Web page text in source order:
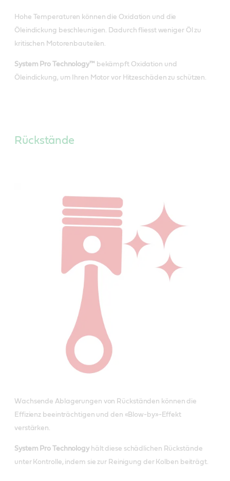
Hohe Temperaturen können die Oxidation und die
Öleindickung beschleunigen. Dadurch fliesst weniger Öl zu
kritischen Motorenbauteilen.
System Pro Technology™ bekämpft Oxidation und
Öleindickung, um Ihren Motor vor Hitzeschäden zu schützen.
Rückstände
Wachsende Ablagerungen von Rückständen können die
Effizienz beeinträchtigen und den «Blow-by»-Effekt
verstärken.
System Pro Technology hält diese schädlichen Rückstände
unter Kontrolle, indem sie zur Reinigung der Kolben beiträgt.